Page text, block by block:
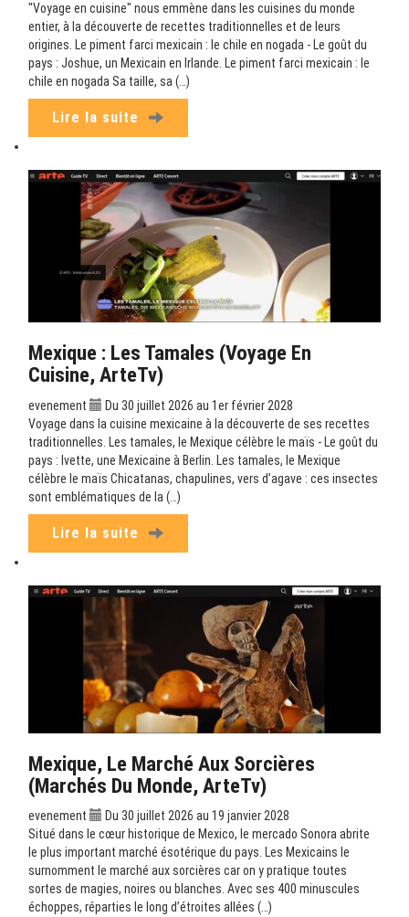
"Voyage en cuisine" nous emmène dans les cuisines du monde
entier, à la découverte de recettes traditionnelles et de leurs
origines. Le piment farci mexicain : le chile en nogada - Le goût du
pays : Joshue, un Mexicain en Irlande. Le piment farci mexicain : le
chile en nogada Sa taille, sa (…)
Lire la suite
Mexique : Les Tamales (Voyage En
Cuisine, ArteTv)
evenement
Du 30 juillet 2026 au 1er février 2028
Voyage dans la cuisine mexicaine à la découverte de ses recettes
traditionnelles. Les tamales, le Mexique célèbre le maïs - Le goût du
pays : Ivette, une Mexicaine à Berlin. Les tamales, le Mexique
célèbre le maïs Chicatanas, chapulines, vers d’agave : ces insectes
sont emblématiques de la (…)
Lire la suite
Mexique, Le Marché Aux Sorcières
(Marchés Du Monde, ArteTv)
evenement
Du 30 juillet 2026 au 19 janvier 2028
Situé dans le cœur historique de Mexico, le mercado Sonora abrite
le plus important marché ésotérique du pays. Les Mexicains le
surnomment le marché aux sorcières car on y pratique toutes
sortes de magies, noires ou blanches. Avec ses 400 minuscules
échoppes, réparties le long d’étroites allées (…)